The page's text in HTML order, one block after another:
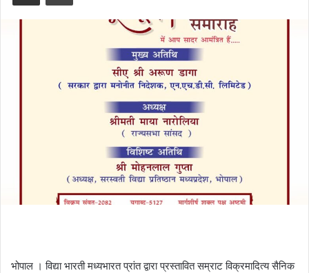
भोपाल । विद्या भारती मध्यभारत प्रांत द्वारा प्रस्तावित सम्राट विक्रमादित्य सैनिक